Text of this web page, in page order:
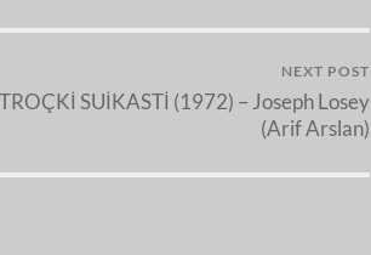
NEXT POST
TROÇKİ SUİKASTİ (1972) – Joseph Losey
(Arif Arslan)